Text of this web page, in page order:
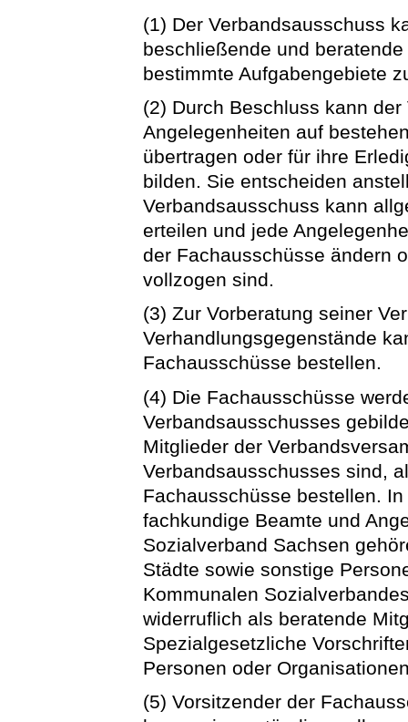
(1) Der Verbandsausschuss
beschließende und
bestimmte Aufgabengebiete
(2) Durch Beschluss kann
Angelegenheiten auf
übertragen oder für ihre
bilden. Sie entscheiden
Verbandsausschuss kann
erteilen und jede
der Fachausschüsse ändern
vollzogen sind.
(3) Zur Vorberatung seiner
Verhandlungsgegenstände
Fachausschüsse bestellen.
(4) Die Fachausschüsse
Verbandsausschusses
Mitglieder der
Verbandsausschusses sind,
Fachausschüsse bestellen.
fachkundige Beamte und
Sozialverband Sachsen
Städte sowie sonstige
Kommunalen
widerruflich als beratende
Spezialgesetzliche
Personen oder
(5) Vorsitzender der